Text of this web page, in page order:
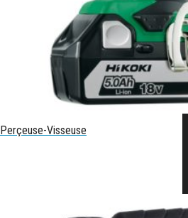
Perçeuse-Visseuse